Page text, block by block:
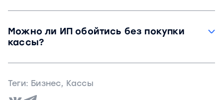
плательщиков НПД. ИП на других налоговых
режимах обычно используют ККТ, если не
попадают в список исключений.
Можно ли ИП обойтись без покупки
кассы?
облачную онлайн-кассу, например,
Теги: Бизнес, Кассы